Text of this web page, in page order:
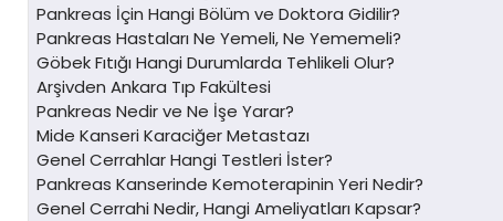
Pankreas İçin Hangi Bölüm ve Doktora Gidilir?
Pankreas Hastaları Ne Yemeli, Ne Yememeli?
Göbek Fıtığı Hangi Durumlarda Tehlikeli Olur?
Arşivden Ankara Tıp Fakültesi
Pankreas Nedir ve Ne İşe Yarar?
Mide Kanseri Karaciğer Metastazı
Genel Cerrahlar Hangi Testleri İster?
Pankreas Kanserinde Kemoterapinin Yeri Nedir?
Genel Cerrahi Nedir, Hangi Ameliyatları Kapsar?